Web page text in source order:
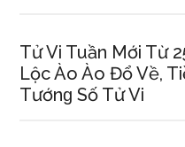
Tử Vi Tuần Mới Từ
Lộc Ào Ào Đổ Về,
Tướnɡ Số Tử Vi